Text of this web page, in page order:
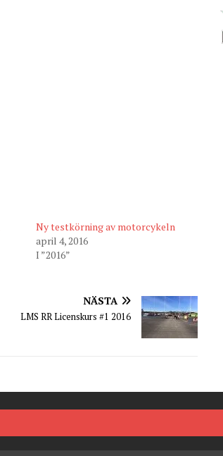
Ny testkörning av motorcykeln
april 4, 2016
I ”2016”
NÄSTA
LMS RR Licenskurs #1 2016